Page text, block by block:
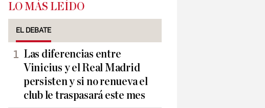
LO MÁS LEÍDO
EL DEBATE
Las diferencias entre
Vinicius y el Real Madrid
persisten y si no renueva el
club le traspasará este mes